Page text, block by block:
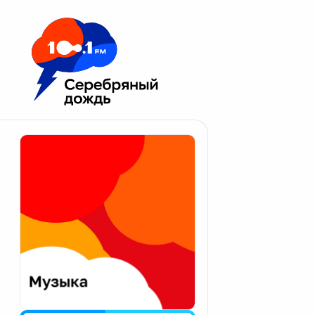
Москва 100.1 FM
Апатиты
Екатеринбург
Калининград
Калуга